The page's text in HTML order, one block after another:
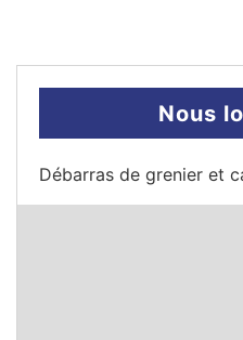
Nous
Débarras de grenier et